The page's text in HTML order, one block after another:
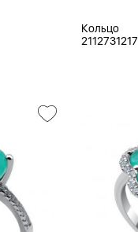
Кольцо
2112731217